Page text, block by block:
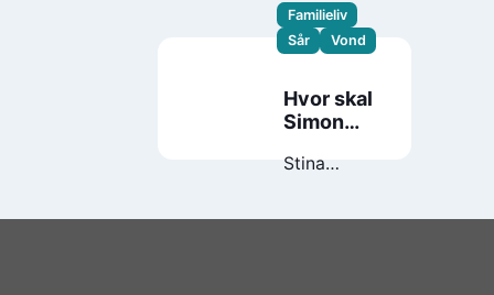
Bergquist
Familieliv
Sår
Vond
Hvor skal
Simon
Stina